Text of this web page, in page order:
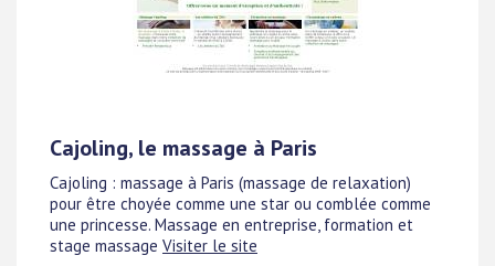
Cajoling, le massage à Paris
Cajoling : massage à Paris (massage de relaxation)
pour être choyée comme une star ou comblée comme
une princesse. Massage en entreprise, formation et
stage massage Visiter le site